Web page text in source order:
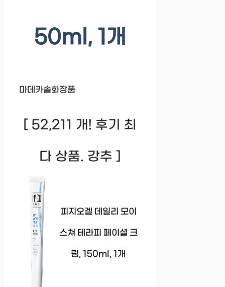
50ml, 1개
마데카솔화장품
[ 52,211 개! 후기 최
다 상품. 강추 ]
피지오겔 데일리 모이
스쳐 테라피 페이셜 크
림, 150ml, 1개